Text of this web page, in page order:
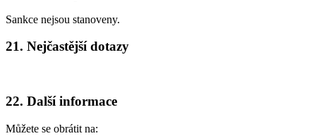
Sankce nejsou stanoveny.
21. Nejčastější dotazy
22. Další informace
Můžete se obrátit na: